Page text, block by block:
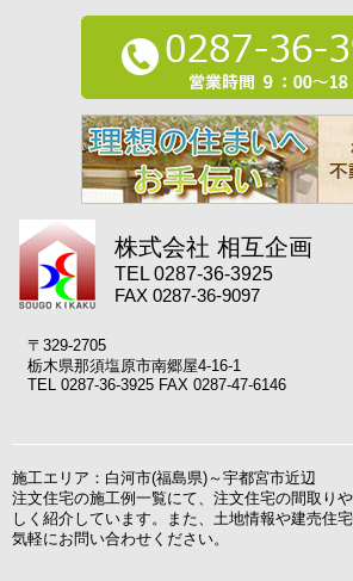
株式会社 相互企画
TEL 0287-36-3925
FAX 0287-36-9097
〒329-2705
栃木県那須塩原市南郷屋4-16-1
TEL 0287-36-3925 FAX 0287-47-6146
施工エリア：白河市(福島県)～宇都宮市近辺
注文住宅の施工例一覧にて、注文住宅の間取り
しく紹介しています。また、土地情報や建売住
気軽にお問い合わせください。